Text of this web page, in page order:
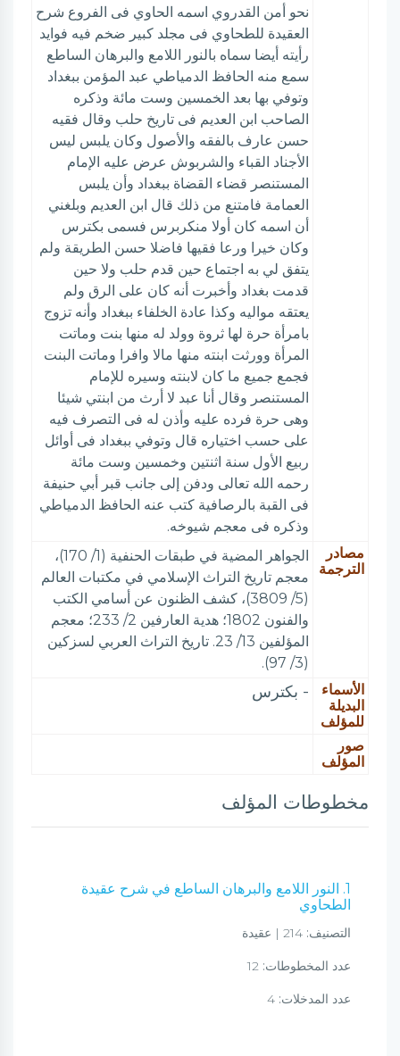
نحو أمن القدروي اسمه الحاوي فى الفروع شرح
العقيدة للطحاوي فى مجلد كبير ضخم فيه فوايد
رأيته أيضا سماه بالنور اللامع والبرهان الساطع
سمع منه الحافظ الدمياطي عبد المؤمن ببغداد
وتوفي بها بعد الخمسين وست مائة وذكره
الصاحب ابن العديم فى تاريخ حلب وقال فقيه
حسن عارف بالفقه والأصول وكان يلبس ليس
الأجناد القباء والشربوش عرض عليه الإمام
المستنصر قضاء القضاة ببغداد وأن يلبس
العمامة فامتنع من ذلك قال ابن العديم وبلغني
أن اسمه كان أولا منكربرس فسمى بكترس
وكان خيرا ورعا فقيها فاضلا حسن الطريقة ولم
يتفق لي به اجتماع حين قدم حلب ولا حين
قدمت بغداد وأخبرت أنه كان على الرق ولم
يعتقه مواليه وكذا عادة الخلفاء ببغداد وأنه تزوج
بامرأة حرة لها ثروة وولد له منها بنت وماتت
المرأة وورثت ابنته منها مالا وافرا وماتت البنت
فجمع جميع ما كان لابنته وسيره للإمام
المستنصر وقال أنا عبد لا أرث من ابنتي شيئا
وهى حرة فرده عليه وأذن له فى التصرف فيه
على حسب اختياره قال وتوفي ببغداد فى أوائل
ربيع الأول سنة اثنتين وخمسين وست مائة
رحمه الله تعالى ودفن إلى جانب قبر أبي حنيفة
فى القبة بالرصافية كتب عنه الحافظ الدمياطي
وذكره فى معجم شيوخه.
مصادر
الترجمة
الجواهر المضية في طبقات الحنفية (1/ 170)،
معجم تاريخ التراث الإسلامي في مكتبات العالم
(5/ 3809)، كشف الظنون عن أسامي الكتب
والفنون 1802؛ هدية العارفين 2/ 233؛ معجم
المؤلفين 13/ 23. تاريخ التراث العربي لسزكين
(3/ 97).
الأسماء
البديلة
للمؤلف
- بكترس
صور
المؤلف
مخطوطات المؤلف
1. النور اللامع والبرهان الساطع في شرح عقيدة
الطحاوي
التصنيف:
عدد المخطوطات:
عدد المدخلات: